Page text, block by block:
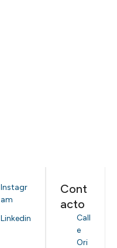
Instagr
am
Linkedin
Cont
acto
Call
e
Ori